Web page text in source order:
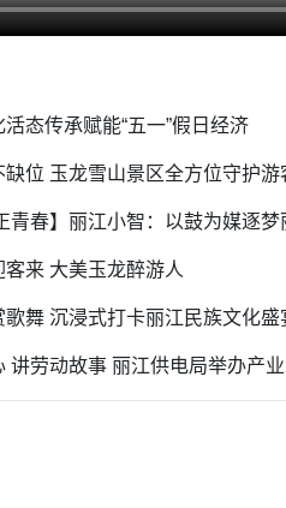
态传承赋能“五一”假日经济
缺位 玉龙雪山景区全方位守护游
青春】丽江小智：以鼓为媒逐
来 大美玉龙醉游人
歌舞 沉浸式打卡丽江民族文化盛
讲劳动故事 丽江供电局举办产